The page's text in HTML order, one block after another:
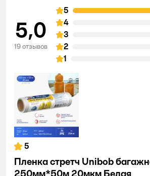
5,0
19 отзывов
5
4
3
2
1
5
Пленка стретч Unibob
250мм*50м 20мкм Белая